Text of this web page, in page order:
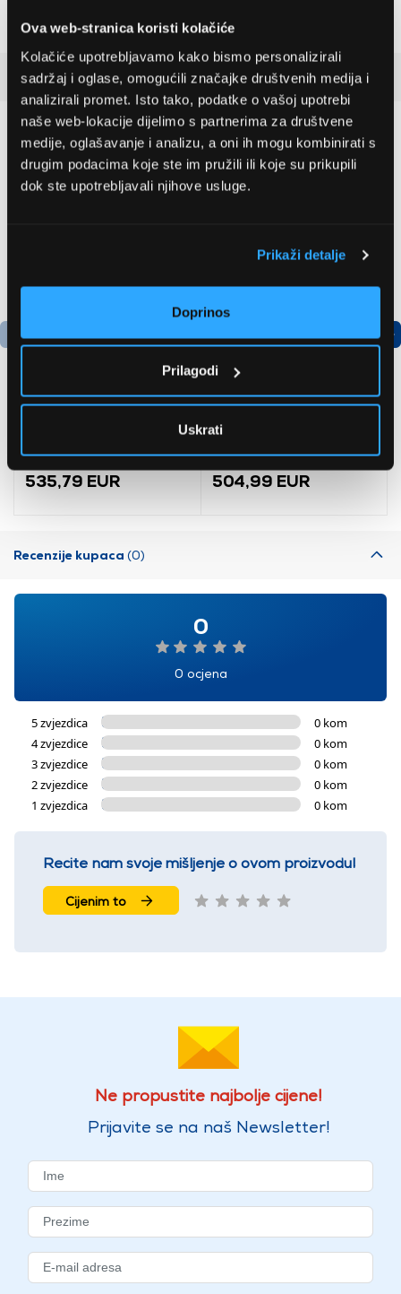
Ova web-stranica koristi kolačiće
Kolačiće upotrebljavamo kako bismo personalizirali
sadržaj i oglase, omogućili značajke društvenih medija i
analizirali promet. Isto tako, podatke o vašoj upotrebi
naše web-lokacije dijelimo s partnerima za društvene
medije, oglašavanje i analizu, a oni ih mogu kombinirati s
drugim podacima koje ste im pružili ili koje su prikupili
dok ste upotrebljavali njihove usluge.
Prikaži detalje
Doprinos
Prilagodi
Uskrati
Širina 100 mm
Detaljan opis
Preporučujemo za vas
visokotlačni perač
(06008A7800)
535,79 EUR
Hladnjak s donjim
zamrzivačem
504,99 EUR
Recenzije kupaca (0)
0
0 ocjena
5 zvjezdica
0 kom
4 zvjezdice
0 kom
3 zvjezdice
0 kom
2 zvjezdice
0 kom
1 zvjezdica
0 kom
Recite nam svoje mišljenje o ovom proizvodu!
Cijenim to
Ne propustite najbolje cijene!
Prijavite se na naš Newsletter!